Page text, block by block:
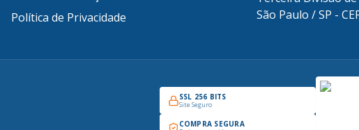
Política de Privacidade
São Paulo / SP -
SSL 256 BITS
Site Seguro
COMPRA SEGURA